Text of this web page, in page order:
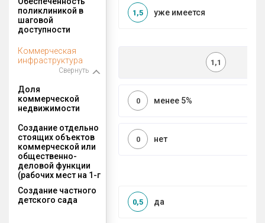
поликлиникой в
шаговой
доступности
уже имеется
1,5
Коммерческая
инфраструктура
Свернуть
1,1
Доля
коммерческой
недвижимости
менее 5%
0
Создание отдельно
стоящих объектов
коммерческой или
общественно-
деловой функции
(рабочих мест на 1-г
нет
0
Создание частного
детского сада
да
0,5